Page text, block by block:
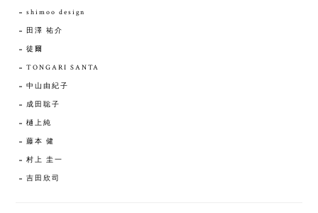
shimoo design
田澤 祐介
徒爾
TONGARI SANTA
中山由紀子
成田聡子
樋上純
藤本 健
村上 圭一
吉田欣司